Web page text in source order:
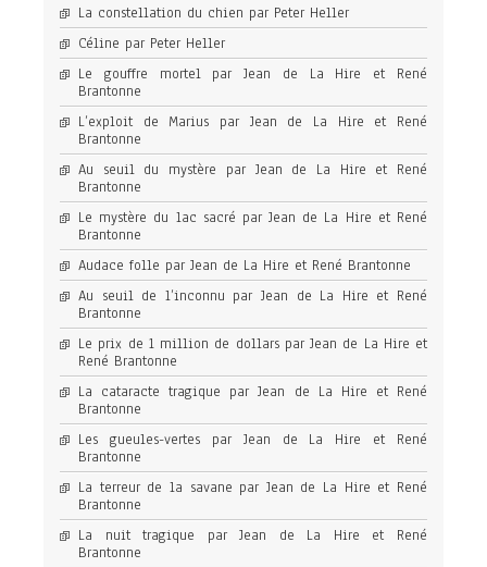
La constellation du chien par Peter Heller
Céline par Peter Heller
Le gouffre mortel par Jean de La Hire et René
Brantonne
L’exploit de Marius par Jean de La Hire et René
Brantonne
Au seuil du mystère par Jean de La Hire et René
Brantonne
Le mystère du lac sacré par Jean de La Hire et René
Brantonne
Audace folle par Jean de La Hire et René Brantonne
Au seuil de l’inconnu par Jean de La Hire et René
Brantonne
Le prix de 1 million de dollars par Jean de La Hire et
René Brantonne
La cataracte tragique par Jean de La Hire et René
Brantonne
Les gueules-vertes par Jean de La Hire et René
Brantonne
La terreur de la savane par Jean de La Hire et René
Brantonne
La nuit tragique par Jean de La Hire et René
Brantonne